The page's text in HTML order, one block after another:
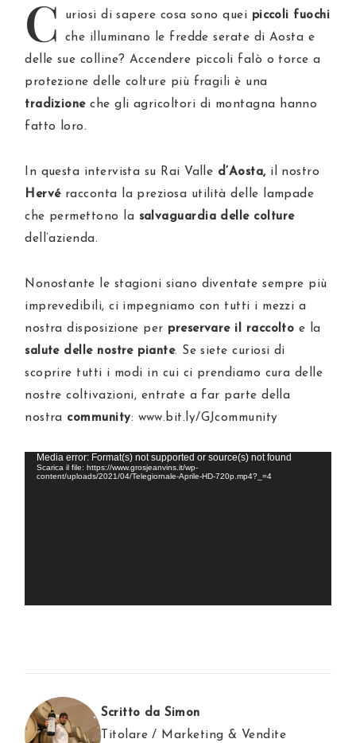
C uriosi di sapere cosa sono quei piccoli fuochi
che illuminano le fredde serate di Aosta e
delle sue colline? Accendere piccoli falò o torce a
protezione delle colture più fragili è una
tradizioneche gli agricoltori di montagna hanno
fatto loro.
In questa intervista su Rai Valle d’Aosta,il nostro
Hervéracconta la preziosa utilità delle lampade
che permettono la salvaguardia delle colture
dell’azienda.
Nonostante le stagioni siano diventate sempre più
imprevedibili, ci impegniamo con tutti i mezzi a
nostra disposizione per preservare il raccolto e la
salute delle nostre piante. Se siete curiosi di
scoprire tutti i modi in cui ci prendiamo cura delle
nostre coltivazioni, entrate a far parte della
nostra community: www.bit.ly/GJcommunity
Video
Player
Media error: Format(s) not supported or source(s) not found
Scarica il file: https://www.grosjeanvins.it/wp-
content/uploads/2021/04/Telegiornale-Aprile-HD-720p.mp4?_=4
Scritto da Simon
Titolare / Marketing & Vendite